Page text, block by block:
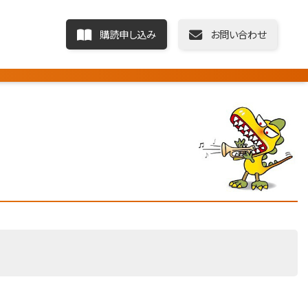
購読申し込み お問い合わせ